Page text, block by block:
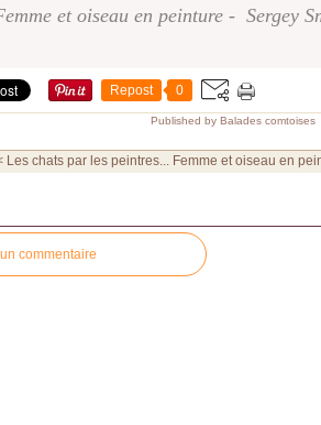
et oiseau en peinture - Sergey
Repost 0
Published by Balades comtoises
Les chats par les peintres... Femme et oiseau en
commentaire